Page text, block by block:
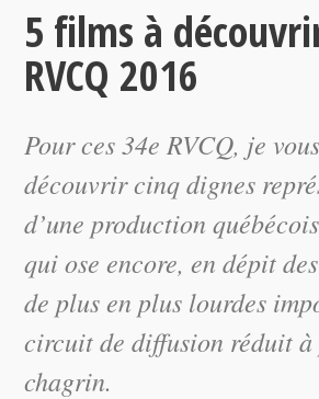
5 films à
RVCQ 2016
Pour ces 34e RVCQ, je
découvrir cinq dignes
d’une production
qui ose encore, en dépit
de plus en plus lourdes
circuit de diffusion réduit à
chagrin.